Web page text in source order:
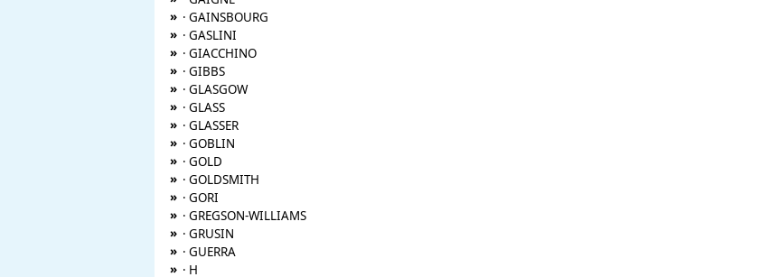
» · GAINSBOURG
» · GASLINI
» · GIACCHINO
» · GIBBS
» · GLASGOW
» · GLASS
» · GLASSER
» · GOBLIN
» · GOLD
» · GOLDSMITH
» · GORI
» · GREGSON-WILLIAMS
» · GRUSIN
» · GUERRA
» · H